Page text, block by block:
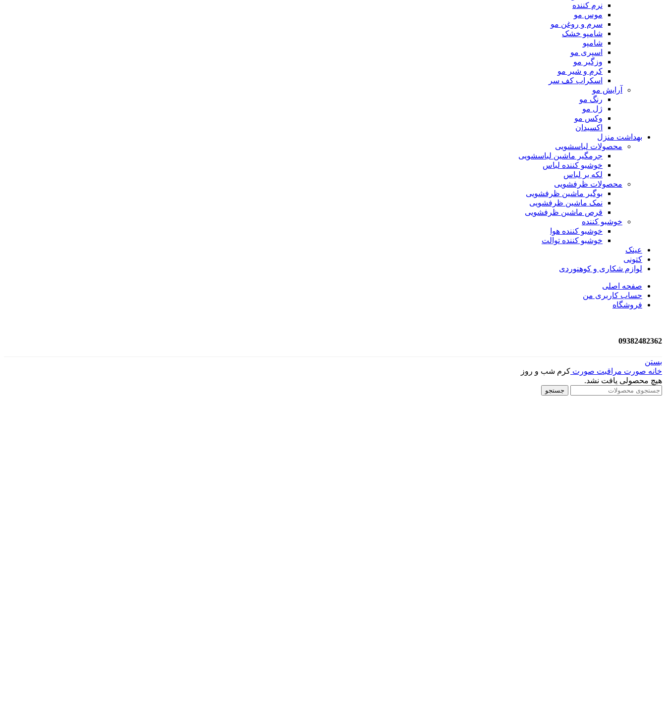
نرم کننده
موس مو
سرم و روغن مو
شامپو خشک
شامپو
اسپری مو
وزگیر مو
کرم و شیر مو
اسکراب کف سر
آرایش مو
رنگ مو
ژل مو
وکس مو
اکسیدان
بهداشت منزل
محصولات لباسشویی
جرمگیر ماشین لباسشویی
خوشبو کننده لباس
لکه بر لباس
محصولات ظرفشویی
بوگیر ماشین ظرفشویی
نمک ماشین ظرفشویی
قرص ماشین ظرفشویی
خوشبو کننده
خوشبو کننده هوا
خوشبو کننده توالت
عینک
کتونی
لوازم شکاری و کوهنوردی
صفحه اصلی
حساب کاربری من
فروشگاه
09382482362
بستن
خانه صورت مراقبت صورت کرم شب و روز
هیچ محصولی یافت نشد.
جستجو